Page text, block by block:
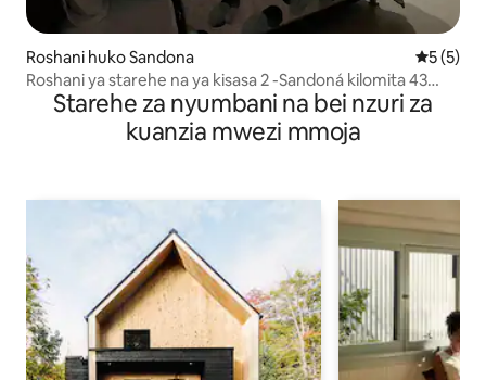
Roshani huko Sandona
5 (5)
Roshani ya starehe na ya kisasa 2 -Sandoná kilomita 43
kutoka Pasto
Starehe za nyumbani na bei nzuri za
kuanzia mwezi mmoja